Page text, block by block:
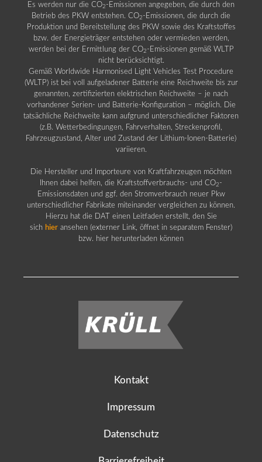
Es werden nur die CO2 -Emissionen angegeben, die durch den
Betrieb des PKW entstehen. CO2 -Emissionen, die durch die
Produktion und Bereitstellung des PKW sowie des Kraftstoffes
bzw. der Energieträger entstehen oder vermieden werden,
werden bei der Ermittlung der CO2 -Emissionen gemäß WLTP
nicht berücksichtigt.
Gemäß Worldwide Harmonised Light Vehicles Test Procedure
(WLTP) ist bei voll aufgeladener Batterie eine Reichweite bis zur
genannten, zertifizierten elektrischen Reichweite – je nach
vorhandener Serien- und Batterie-Konfiguration – möglich. Die
tatsächliche Reichweite kann aufgrund unterschiedlicher Faktoren
(z.B. Wetterbedingungen, Fahrverhalten, Streckenprofil,
Fahrzeugzustand, Alter und Zustand der Lithium-Ionen-Batterie)
variieren.
Die Hersteller und Importeure von Kraftfahrzeugen möchten
Ihnen dabei helfen, die Kraftstoffverbrauchs- und CO2 -
Emissionsdaten und ggf. den Stromverbrauch neuer Pkw
unterschiedlicher Fabrikate miteinander vergleichen zu können.
Hierzu hat die DAT einen Leitfaden erstellt, den Sie
sich hier ansehen (externer Link, öffnet in separatem Fenster)
bzw. hier herunterladen können
Kontakt
Impressum
Datenschutz